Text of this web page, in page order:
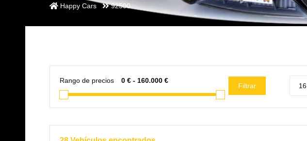
Happy Cars 92500
Rango de precios
Filtrar 16